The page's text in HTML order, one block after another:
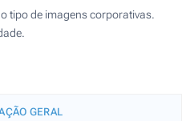
tipo de imagens corporativas.
GERAL